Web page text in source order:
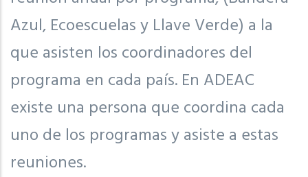
Azul, Ecoescuelas y Llave Verde) a la
que asisten los coordinadores del
programa en cada país. En ADEAC
existe una persona que coordina cada
uno de los programas y asiste a estas
reuniones.